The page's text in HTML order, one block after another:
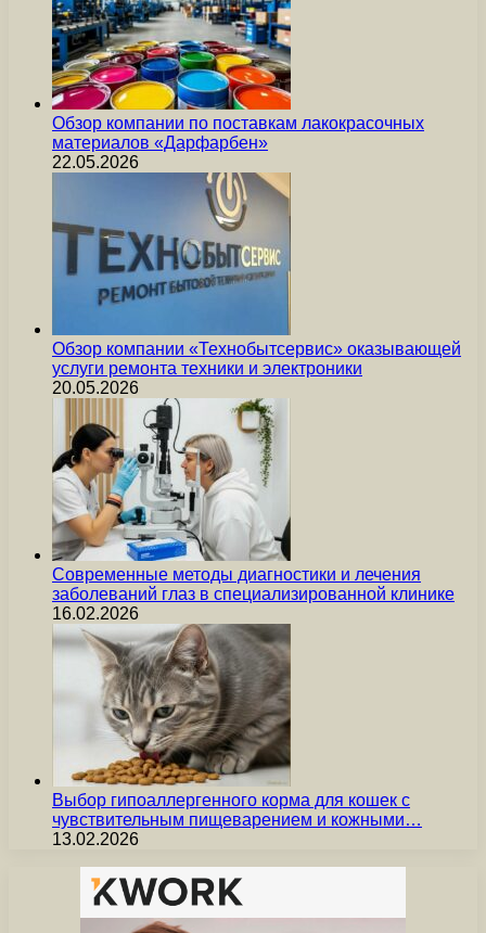
Обзор компании по поставкам лакокрасочных
материалов «Дарфарбен»
22.05.2026
Обзор компании «Технобытсервис» оказывающей
услуги ремонта техники и электроники
20.05.2026
Современные методы диагностики и лечения
заболеваний глаз в специализированной клинике
16.02.2026
Выбор гипоаллергенного корма для кошек с
чувствительным пищеварением и кожными…
13.02.2026